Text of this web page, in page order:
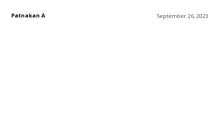
September 26, 2023
Patnakan A